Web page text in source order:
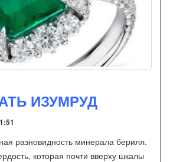
ИЗУМРУД
разновидность минерала берилл.
которая почти вверху шкалы